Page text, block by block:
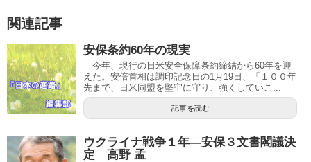
関連記事
安保条約60年の現実
今年、現行の日米安全保障条約締結から60年を迎
えた。安倍首相は調印記念日の1月19日、「１００年
先まで、日米同盟を堅牢に守り、強くしていこ...
記事を読む
ウクライナ戦争１年―安保３文書閣議決
定 高野 孟